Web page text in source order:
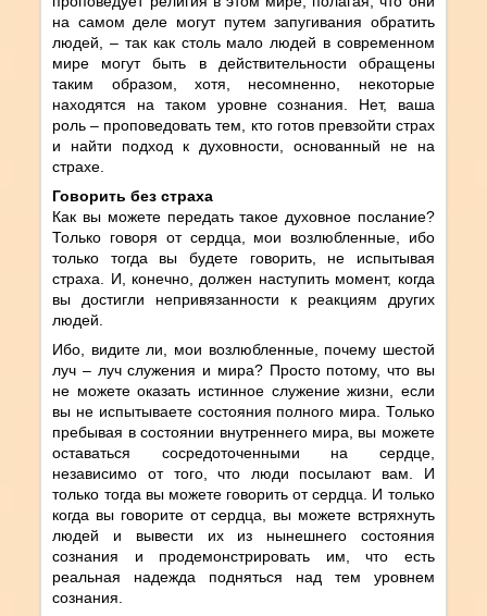
на самом деле могут путем запугивания обратить
людей, – так как столь мало людей в современном
мире могут быть в действительности обращены
таким образом, хотя, несомненно, некоторые
находятся на таком уровне сознания. Нет, ваша
роль – проповедовать тем, кто готов превзойти страх
и найти подход к духовности, основанный не на
страхе.
Говорить без страха
Как вы можете передать такое духовное послание?
Только говоря от сердца, мои возлюбленные, ибо
только тогда вы будете говорить, не испытывая
страха. И, конечно, должен наступить момент, когда
вы достигли непривязанности к реакциям других
людей.
Ибо, видите ли, мои возлюбленные, почему шестой
луч – луч служения и мира? Просто потому, что вы
не можете оказать истинное служение жизни, если
вы не испытываете состояния полного мира. Только
пребывая в состоянии внутреннего мира, вы можете
оставаться сосредоточенными на сердце,
независимо от того, что люди посылают вам. И
только тогда вы можете говорить от сердца. И только
когда вы говорите от сердца, вы можете встряхнуть
людей и вывести их из нынешнего состояния
сознания и продемонстрировать им, что есть
реальная надежда подняться над тем уровнем
сознания.